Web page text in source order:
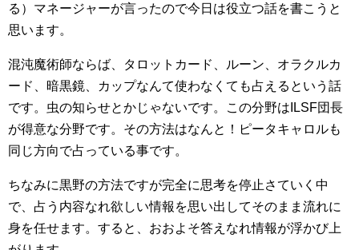
る）マネージャーが言ったので今日は役立つ話を書こうと
思います。
混沌魔術師ならば、タロットカード、ルーン、オラクルカ
ード、暗黒鏡、カップなんて使わなくても占えるという話
です。虫の知らせとかじゃないです。この分野はILSF団長
が得意な分野です。その方法はなんと！ピータキャロルも
同じ方向で占っている事です。
ちなみに黒野の方法ですが完全に思考を停止さていく中
で、占う内容なれ欲しい情報を思い出してそのまま流れに
身を任せます。すると、おおよそ答えなれ情報が浮かび上